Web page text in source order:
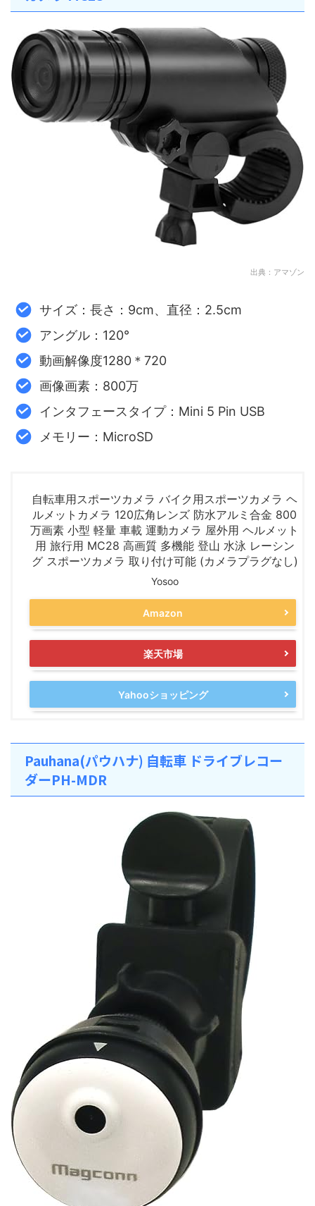
出典：アマゾン
サイズ：長さ：9cm、直径：2.5cm
アングル：120°
動画解像度1280＊720
画像画素：800万
インタフェースタイプ：Mini 5 Pin USB
メモリー：MicroSD
自転車用スポーツカメラ バイク用スポーツカメラ ヘ
ルメットカメラ 120広角レンズ 防水アルミ合金 800
万画素 小型 軽量 車載 運動カメラ 屋外用 ヘルメット
用 旅行用 MC28 高画質 多機能 登山 水泳 レーシン
グ スポーツカメラ 取り付け可能 (カメラプラグなし)
Yosoo
Amazon
楽天市場
Yahooショッピング
Pauhana(パウハナ) 自転車 ドライブレコー
ダーPH-MDR